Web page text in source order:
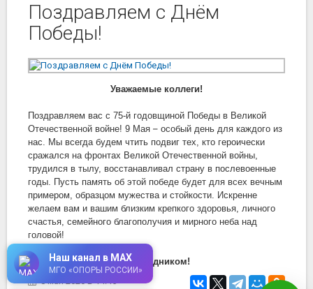
Поздравляем с Днём
Победы!
Уважаемые коллеги!
Поздравляем вас с 75-й годовщиной Победы в Великой
Отечественной войне! 9 Мая – особый день для каждого из
нас. Мы всегда будем чтить подвиг тех, кто героически
сражался на фронтах Великой Отечественной войны,
трудился в тылу, восстанавливал страну в послевоенные
годы. Пусть память об этой победе будет для всех вечным
примером, образцом мужества и стойкости. Искренне
желаем вам и вашим близким крепкого здоровья, личного
счастья, семейного благополучия и мирного неба над
головой!
С праздником!
8 мая 2020в 14:45
Наш канал в MAX
МГО «ОПОРЫ РОССИИ»